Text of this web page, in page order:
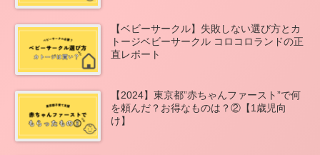
【ベビーサークル】失敗しない選び方とカ
トージベビーサークル コロコロランドの正
直レポート
【2024】東京都”赤ちゃんファースト”で何
を頼んだ？お得なものは？②【1歳児向
け】